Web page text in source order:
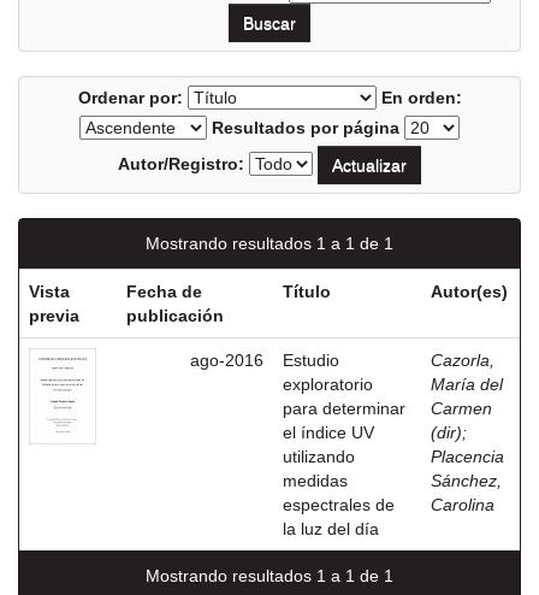
Ordenar por:
En orden:
Resultados por página
Autor/Registro:
Mostrando resultados 1 a 1 de 1
Vista
previa
Fecha de
publicación
Título Autor(es)
ago-2016
Estudio
exploratorio
para determinar
el índice UV
utilizando
medidas
espectrales de
la luz del día
Cazorla,
María del
Carmen
(dir);
Placencia
Sánchez,
Carolina
Mostrando resultados 1 a 1 de 1